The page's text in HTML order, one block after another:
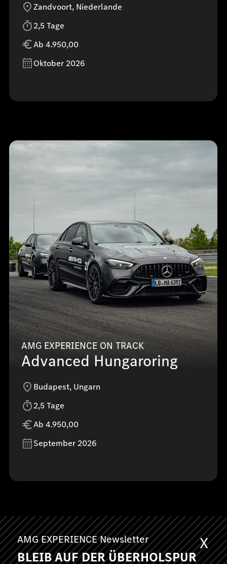
Zandvoort, Niederlande
2,5 Tage
Ab 4.950,00
Oktober 2026
AMG EXPERIENCE ON TRACK
Advanced Hungaroring
Budapest, Ungarn
2,5 Tage
Ab 4.950,00
September 2026
X
AMG EXPERIENCE Newsletter
BLEIB AUF DER ÜBERHOLSPUR